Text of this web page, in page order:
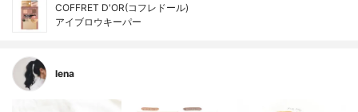
COFFRET D'OR(コフレドール)
アイブロウキーパー
lena